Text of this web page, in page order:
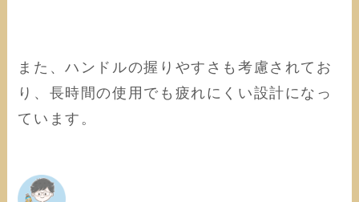
また、ハンドルの握りやすさも考慮されてお
り、長時間の使用でも疲れにくい設計になっ
ています。